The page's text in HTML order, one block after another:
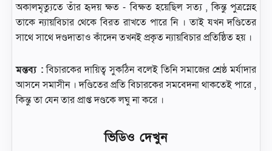
অকালমৃত্যুতে তাঁর হৃদয় ক্ষত - বিক্ষত হয়েছিল সত্য , কিন্তু পুত্রস্নেহ
তাকে ন্যায়বিচার থেকে বিরত রাখতে পারে নি । তাই যখন দণ্ডিতের
সাথে সাথে দণ্ডদাতাও কাঁদেন তখনই প্রকৃত ন্যায়বিচার প্রতিষ্ঠিত হয় ।
মন্তব্য :বিচারকের দায়িত্ব সুকঠিন বলেই তিনি সমাজের শ্রেষ্ঠ মর্যাদার
আসনে সমাসীন । দণ্ডিতের প্রতি বিচারকের সমবেদনা থাকতেই পারে ,
কিন্তু তা যেন তার প্রাপ্ত দণ্ডকে লঘু না করে ।
ভিডিও দেখুন